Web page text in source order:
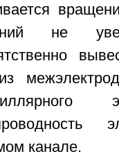
не
канале.